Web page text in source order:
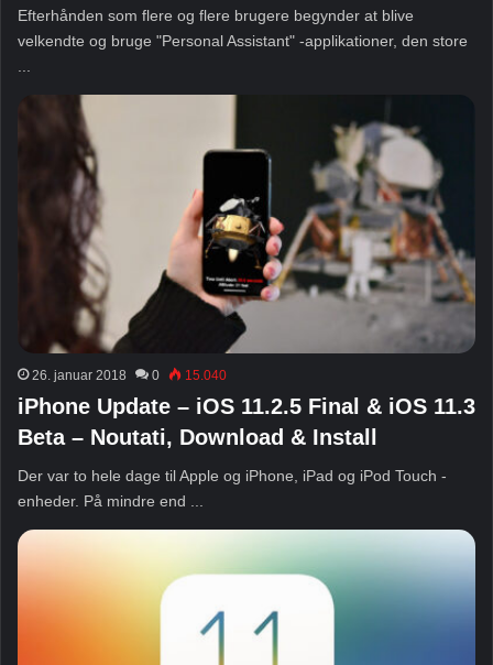
Efterhånden som flere og flere brugere begynder at blive
velkendte og bruge "Personal Assistant" -applikationer, den store
26. januar 2018 0 15.040
iPhone Update – iOS 11.2.5 Final & iOS 11.3
Beta – Noutati, Download & Install
Der var to hele dage til Apple og iPhone, iPad og iPod Touch -
enheder. På mindre end ...